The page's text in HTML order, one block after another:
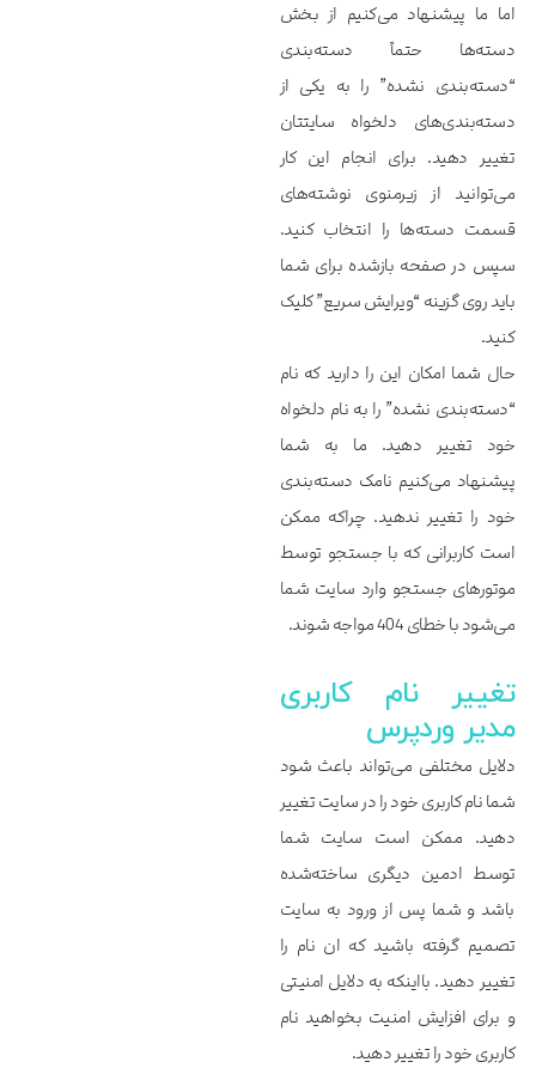
اما ما پیشنهاد می‌کنیم از بخش
دسته‌ها حتماً دسته‌بندی
“دسته‌بندی نشده” را به یکی از
دسته‌بندی‌‌‌‌‌های دلخواه سایتتان
تغییر دهید. برای انجام این کار
می‌توانید از زیرمنوی نوشته‌های
قسمت دسته‌ها را انتخاب کنید.
سپس در صفحه بازشده برای شما
باید روی گزینه “ویرایش سریع” کلیک
کنید.
حال شما امکان این را دارید که نام
“دسته‌بندی نشده” را به نام دلخواه
خود تغییر دهید. ما به شما
پیشنهاد می‌کنیم نامک دسته‌بندی
خود را تغییر ندهید. چراکه ممکن
است کاربرانی که با جستجو توسط
موتورهای جستجو وارد سایت شما
می‌شود با خطای 404 مواجه شوند.
تغییر نام کاربری
مدیر وردپرس
دلایل مختلفی می‌تواند باعث شود
شما نام کاربری خود را در سایت تغییر
دهید. ممکن است سایت شما
توسط ادمین دیگری ساخته‌شده
باشد و شما پس از ورود به سایت
تصمیم گرفته باشید که ان نام را
تغییر دهید. بااینکه به دلایل امنیتی
و برای افزایش امنیت بخواهید نام
کاربری خود را تغییر دهید.